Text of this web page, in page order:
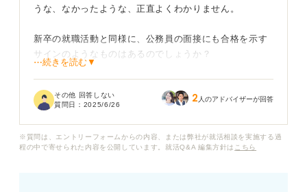
うな、なかったような、正直よくわかりません。
新卒の就職活動と同様に、公務員の面接にも合格を示す
サインのようなものはあるのでしょうか？
も教えていただきたいです。
⋯続きを読む▼
その他 回答しない
質問日： 2025/6/26 2 人のアドバイザーが回答
※質問は、エントリーフォームからの内容、または弊社が就活相談を実施する過
程の中で寄せられた内容を公開しています。就活Q&A 編集方針は こちら